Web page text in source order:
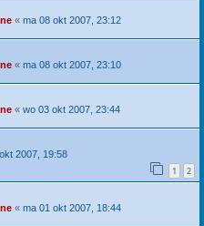
« ma 08 okt 2007, 23:12
« ma 08 okt 2007, 23:10
« wo 03 okt 2007, 23:44
2007, 19:58
1 2
« ma 01 okt 2007, 18:44